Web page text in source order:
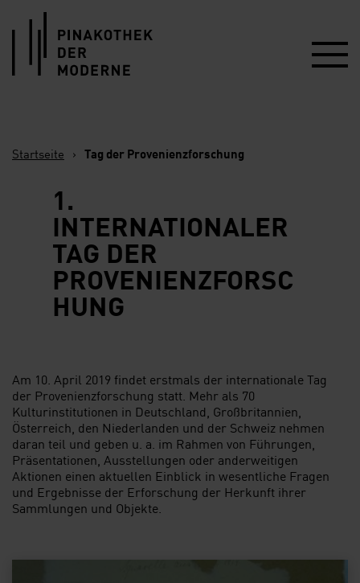
Startseite › Tag der Provenienzforschung
1.
INTERNATIONALER
TAG DER
PROVENIENZFORSC
HUNG
Am 10. April 2019 findet erstmals der internationale Tag
der Provenienzforschung statt. Mehr als 70
Kulturinstitutionen in Deutschland, Großbritannien,
Österreich, den Niederlanden und der Schweiz nehmen
daran teil und geben u. a. im Rahmen von Führungen,
Präsentationen, Ausstellungen oder anderweitigen
Aktionen einen aktuellen Einblick in wesentliche Fragen
und Ergebnisse der Erforschung der Herkunft ihrer
Sammlungen und Objekte.